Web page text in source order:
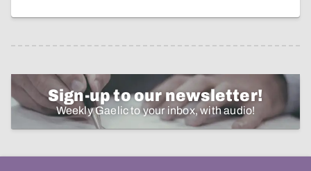
Sign-up to our newsletter!
Weekly Gaelic to your inbox, with audio!